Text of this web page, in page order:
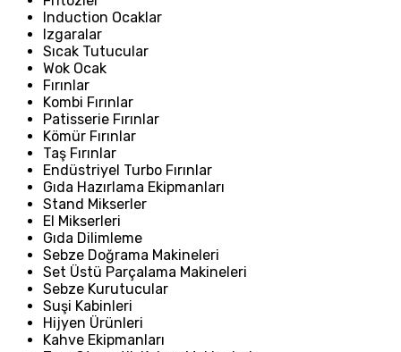
Induction Ocaklar
Izgaralar
Sıcak Tutucular
Wok Ocak
Fırınlar
Kombi Fırınlar
Patisserie Fırınlar
Kömür Fırınlar
Taş Fırınlar
Endüstriyel Turbo Fırınlar
Gıda Hazırlama Ekipmanları
Stand Mikserler
El Mikserleri
Gıda Dilimleme
Sebze Doğrama Makineleri
Set Üstü Parçalama Makineleri
Sebze Kurutucular
Suşi Kabinleri
Hijyen Ürünleri
Kahve Ekipmanları